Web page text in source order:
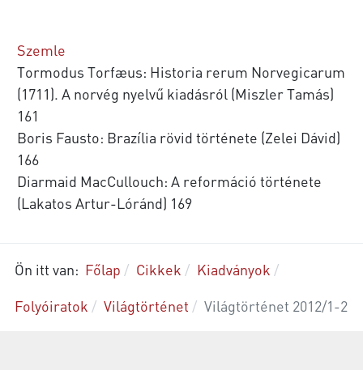
Szemle
Tormodus Torfæus: Historia rerum Norvegicarum
(1711). A norvég nyelvű kiadásról (Miszler Tamás)
161
Boris Fausto: Brazília rövid története (Zelei Dávid)
166
Diarmaid MacCullouch: A reformáció története
(Lakatos Artur-Lóránd) 169
Ön itt van: Főlap Cikkek
Kiadványok
Folyóiratok
Világtörténet Világtörténet 2012/1-2